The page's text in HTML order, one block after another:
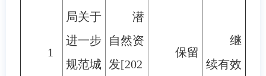
1
局关于
进一步
规范城
潜
自然资
发[202
保留
继
续有效